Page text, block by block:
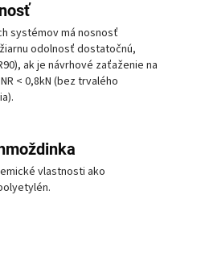
systémov má nosnosť
odolnosť dostatočnú,
ak je návrhové zaťaženie na
< 0,8kN (bez trvalého
vlastnosti ako